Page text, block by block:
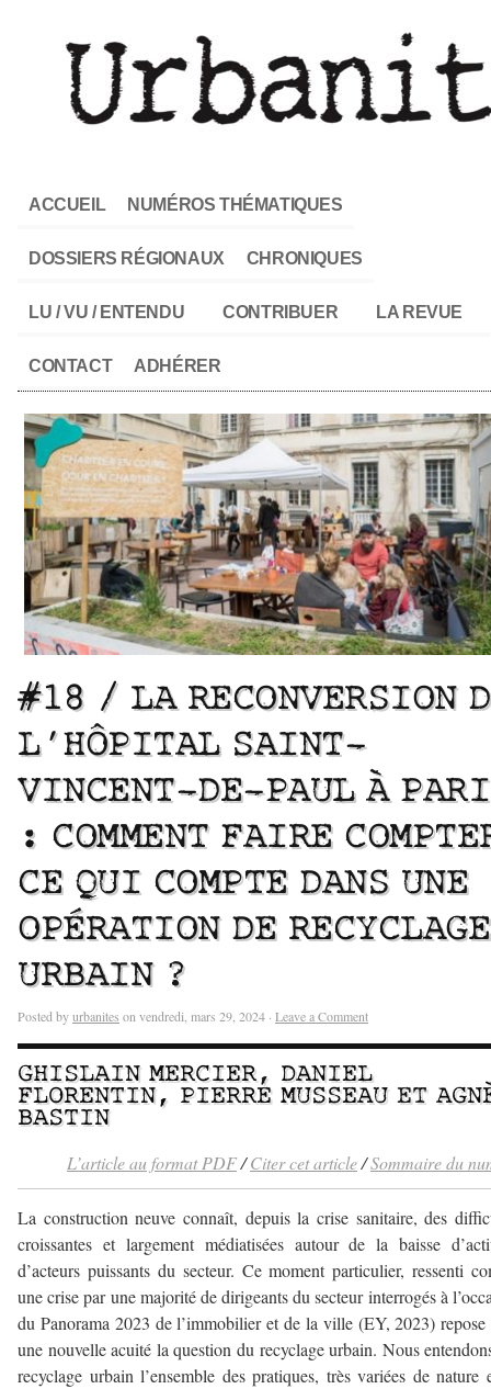
ACCUEIL NUMÉROS THÉMATIQUES
DOSSIERS RÉGIONAUX CHRONIQUES
LU / VU / ENTENDU CONTRIBUER LA REVUE
CONTACT ADHÉRER
#18 / LA RECONVERSION
L’HÔPITAL SAINT-
VINCENT-DE-PAUL À
: COMMENT FAIRE
CE QUI COMPTE DANS UNE
OPÉRATION DE RECYCLAGE
URBAIN ?
Posted byurbanites on vendredi, mars 29, 2024 · Leave a Comment
GHISLAIN MERCIER, DANIEL
FLORENTIN, PIERRE MUSSEAUET
BASTIN
L’article au format PDF/Citer cet article/Sommaire du
La construction neuve connaît, depuis la crise sanitaire, des
croissantes et largement médiatisées autour de la baisse
d’acteurs puissants du secteur. Ce moment particulier, ressenti
une crise par une majorité de dirigeants du secteur interrogés à
du Panorama 2023 de l’immobilier et de la ville (EY, 2023) repose
une nouvelle acuité la question du recyclage urbain. Nous
recyclage urbain l’ensemble des pratiques, très variées de nature